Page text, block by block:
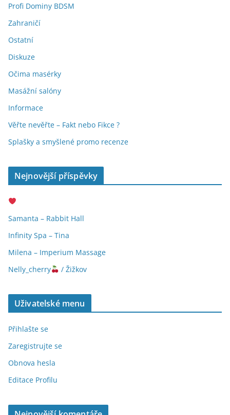
Profi Dominy BDSM
Zahraničí
Ostatní
Diskuze
Očima masérky
Masážní salóny
Informace
Věřte nevěřte – Fakt nebo Fikce ?
Splašky a smyšlené promo recenze
Nejnovější příspěvky
Samanta – Rabbit Hall
Infinity Spa – Tina
Milena – Imperium Massage
Nelly_cherry
/ Žižkov
Uživatelské menu
Přihlašte se
Zaregistrujte se
Obnova hesla
Editace Profilu